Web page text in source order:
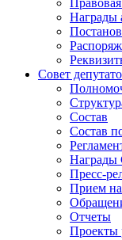
Награды
Совет
Состав
Состав
Награды
Пресс-
Прием
Отчеты
Проекты